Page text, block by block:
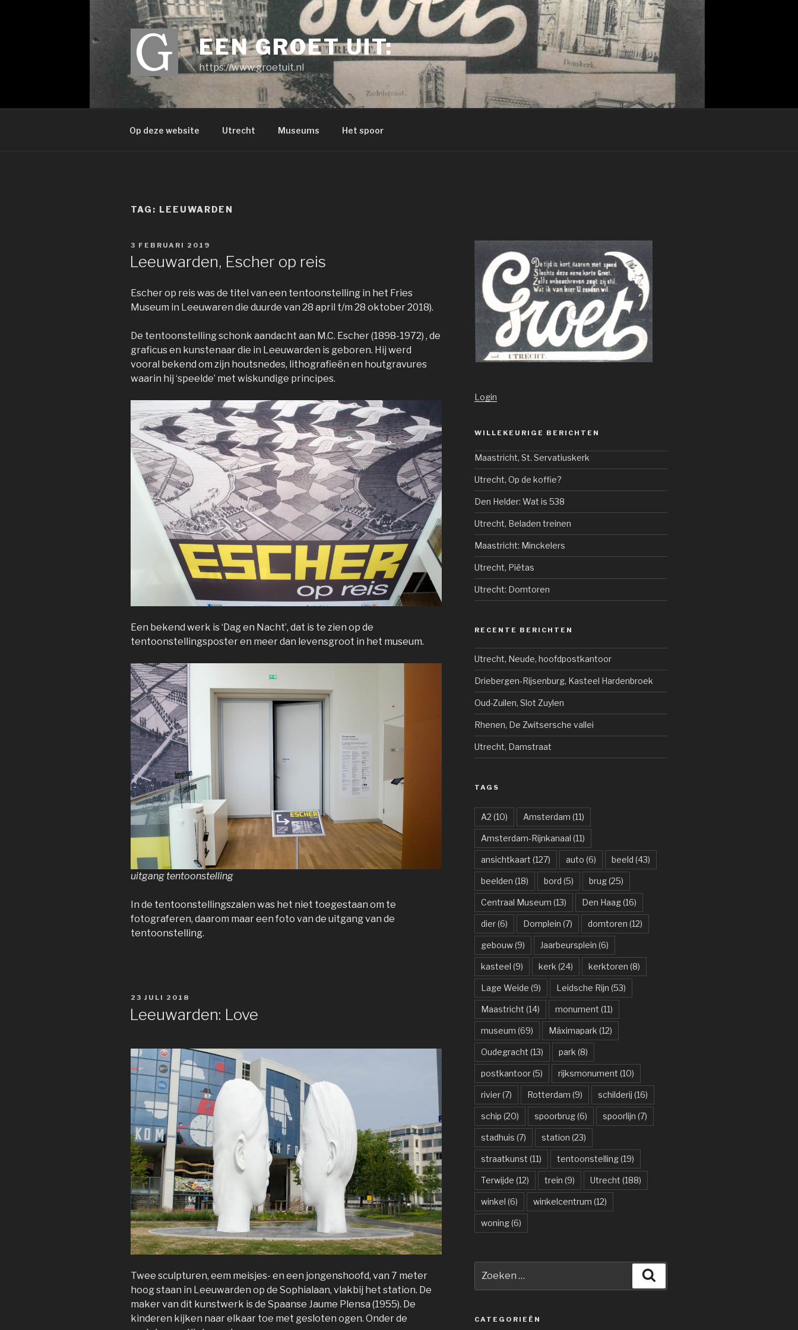
EEN GROET UIT:
https://www.groetuit.nl
Op deze website Utrecht Museums Het spoor
TAG: LEEUWARDEN
GEPLAATST
3 FEBRUARI 2019
Leeuwarden, Escher op reis
Escher op reis was de titel van een tentoonstelling in het Fries
Museum in Leeuwaren die duurde van 28 april t/m 28 oktober 2018).
De tentoonstelling schonk aandacht aan M.C. Escher (1898-1972) , de
graficus en kunstenaar die in Leeuwarden is geboren. Hij werd
vooral bekend om zijn houtsnedes, lithografieën en houtgravures
waarin hij ‘speelde’ met wiskundige principes.
Een bekend werk is ‘Dag en Nacht’, dat is te zien op de
tentoonstellingsposter en meer dan levensgroot in het museum.
uitgang tentoonstelling
In de tentoonstellingszalen was het niet toegestaan om te
fotograferen, daarom maar een foto van de uitgang van de
tentoonstelling.
GEPLAATST
23 JULI 2018
Leeuwarden: Love
Twee sculpturen, eem meisjes- en een jongenshoofd, van 7 meter
hoog staan in Leeuwarden op de Sophialaan, vlakbij het station. De
maker van dit kunstwerk is de Spaanse Jaume Plensa (1955). De
kinderen kijken naar elkaar toe met gesloten ogen. Onder de
Login
WILLEKEURIGE BERICHTEN
Maastricht, St. Servatiuskerk
Utrecht, Op de koffie?
Den Helder: Wat is 538
Utrecht, Beladen treinen
Maastricht: Minckelers
Utrecht, Piëtas
Utrecht: Domtoren
RECENTE BERICHTEN
Utrecht, Neude, hoofdpostkantoor
Driebergen-Rijsenburg, Kasteel Hardenbroek
Oud-Zuilen, Slot Zuylen
Rhenen, De Zwitsersche vallei
Utrecht, Damstraat
TAGS
A2 (10) Amsterdam (11)
Amsterdam-Rijnkanaal (11)
ansichtkaart (127) auto (6) beeld (43)
beelden (18) bord (5) brug(25)
Centraal Museum (13) Den Haag(16)
dier(6) Domplein (7) domtoren (12)
gebouw(9) Jaarbeursplein (6)
kasteel (9) kerk (24) kerktoren (8)
Lage Weide (9) Leidsche Rijn (53)
Maastricht (14) monument (11)
museum (69) Máximapark (12)
Oudegracht (13) park (8)
postkantoor(5) rijksmonument (10)
rivier(7) Rotterdam (9) schilderij (16)
schip (20) spoorbrug(6) spoorlijn (7)
stadhuis (7) station (23)
straatkunst (11) tentoonstelling(19)
Terwijde (12) trein (9) Utrecht (188)
winkel (6) winkelcentrum (12)
woning(6)
naar:
CATEGORIEËN